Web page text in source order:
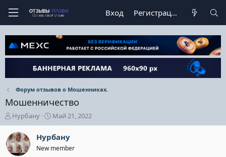
Вход Регистрация
Форум отзывов о Мошенниках.
Мошенничество
А
в
т
о
р
Нурбану
Д
а
т
а
н
Май 21, 2022
Нурбану
New member